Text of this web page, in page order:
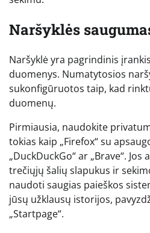
Naršyklės
Naršyklė yra pagrindinis
duomenys. Numatytosios
sukonfigūruotos taip, kad
duomenų.
Pirmiausia, naudokite
tokias kaip „Firefox“ su
„DuckDuckGo“ ar „Brave“.
trečiųjų šalių slapukus ir
naudoti saugias paieškos
jūsų užklausų istorijos,
„Startpage“.